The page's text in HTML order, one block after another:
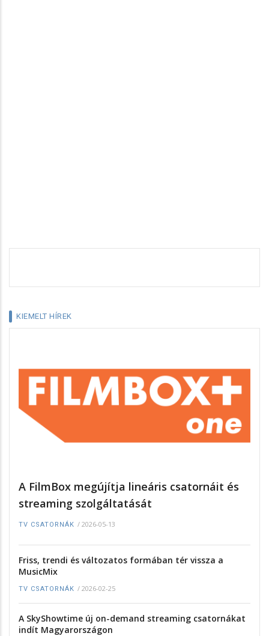
KIEMELT HÍREK
A FilmBox megújítja lineáris csatornáit és
streaming szolgáltatását
TV CSATORNÁK / 2026-05-13
Friss, trendi és változatos formában tér vissza a
MusicMix
TV CSATORNÁK / 2026-02-25
A SkyShowtime új on-demand streaming csatornákat
indít Magyarországon